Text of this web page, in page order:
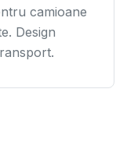
camioane
Design